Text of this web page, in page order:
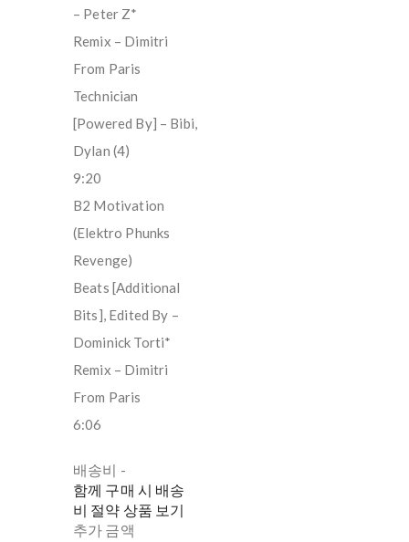
– Peter Z*
Remix – Dimitri
From Paris
Technician
[Powered By] – Bibi,
Dylan (4)
9:20
B2 Motivation
(Elektro Phunks
Revenge)
Beats [Additional
Bits], Edited By –
Dominick Torti*
Remix – Dimitri
From Paris
6:06
배송비 -
함께 구매 시 배송
비 절약 상품 보기
추가 금액